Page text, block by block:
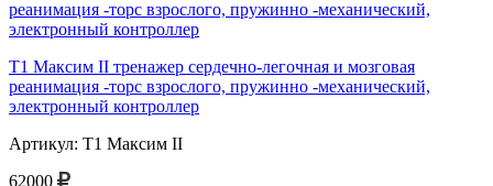
Т1 Максим II тренажер сердечно-легочная и мозговая
реанимация -торс взрослого, пружинно -механический,
электронный контроллер
Артикул: Т1 Максим II
62000